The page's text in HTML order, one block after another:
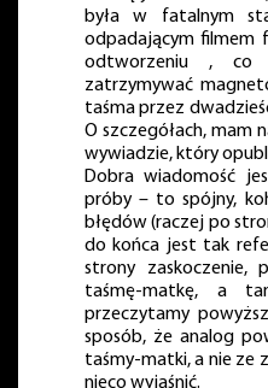
była w fatalnym
odpadającym filmem
odtworzeniu , co
zatrzymywać
taśma przez
O szczegółach, mam
wywiadzie, który
Dobra wiadomość
próby – to spójny,
błędów (raczej po
do końca jest tak
strony zaskoczenie,
taśmę-matkę, a
przeczytamy
sposób, że analog
taśmy-matki, a nie ze
nieco wyjaśnić.